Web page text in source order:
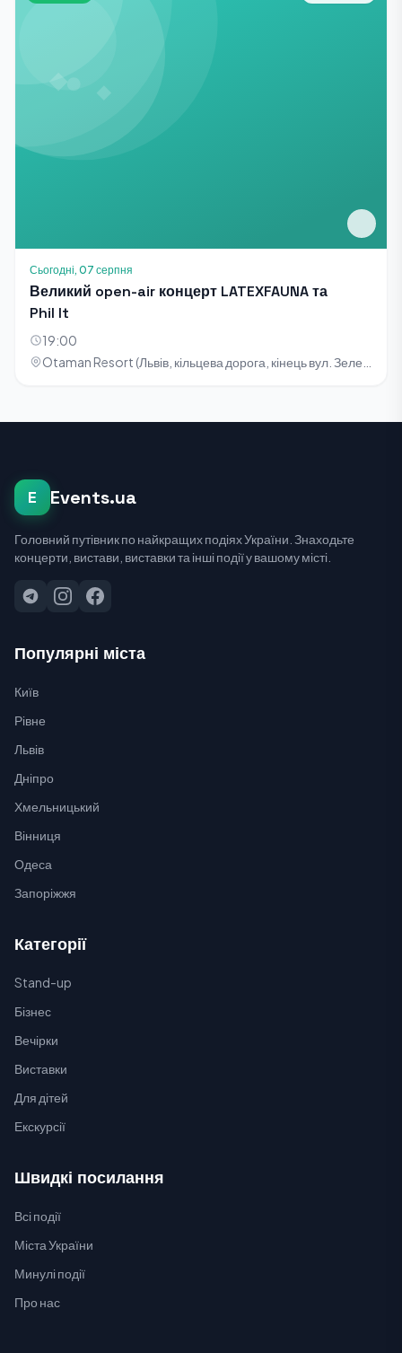
Сьогодні, 07 серпня
Великий open-air концерт LATEXFAUNA та
Phil It
19:00
E Events.ua
Головний путівник по найкращих подіях України. Знаходьте
концерти, вистави, виставки та інші події у вашому місті.
Популярні міста
Київ
Рівне
Львів
Дніпро
Хмельницький
Вінниця
Одеса
Запоріжжя
Категорії
Stand-up
Бізнес
Вечірки
Виставки
Для дітей
Екскурсії
Швидкі посилання
Всі події
Міста України
Минулі події
Про нас